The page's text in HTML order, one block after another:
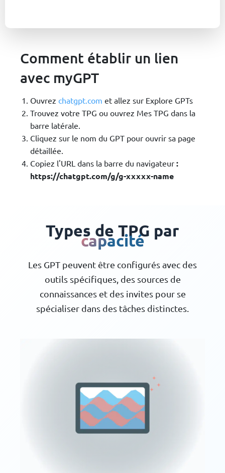
Comment établir un lien
avec myGPT
Ouvrez chatgpt.com et allez sur Explore GPTs
Trouvez votre TPG ou ouvrez Mes TPG dans la
barre latérale.
Cliquez sur le nom du GPT pour ouvrir sa page
détaillée.
Copiez l'URL dans la barre du navigateur :
https://chatgpt.com/g/g-xxxxx-name
Types de TPG par
capacité
Les GPT peuvent être configurés avec des
outils spécifiques, des sources de
connaissances et des invites pour se
spécialiser dans des tâches distinctes.